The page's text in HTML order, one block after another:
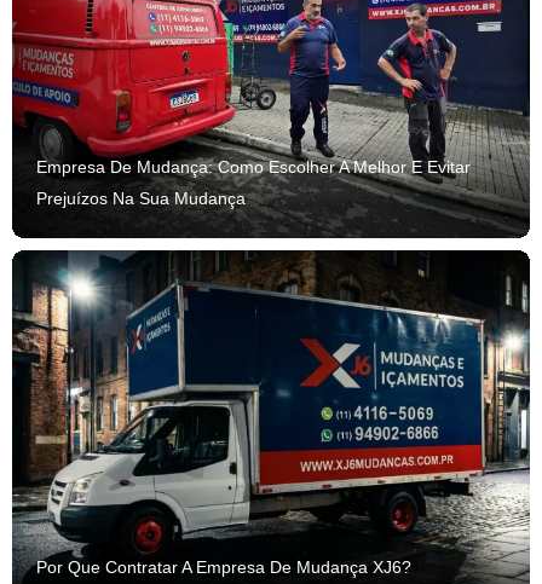
Empresa De Mudança: Como Escolher A Melhor E Evitar
Prejuízos Na Sua Mudança
Por Que Contratar A Empresa De Mudança XJ6?